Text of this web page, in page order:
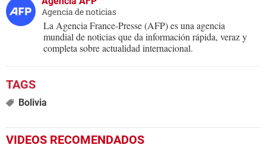
Agencia de noticias
La Agencia France-Presse (AFP) es una agencia
mundial de noticias que da información rápida, veraz y
completa sobre actualidad internacional.
Bolivia
VIDEOS RECOMENDADOS